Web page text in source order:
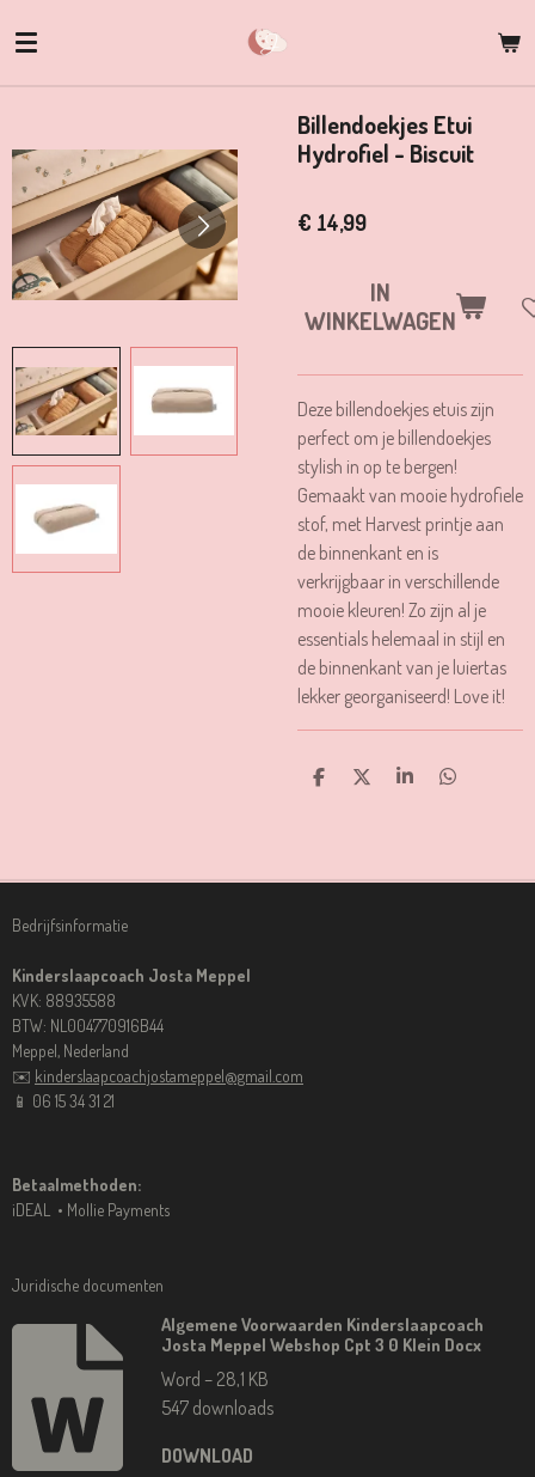
direct
Billendoekjes Etui
Hydrofiel - Biscuit
€ 14,99
IN
WINKELWAGEN
Deze billendoekjes etuis zijn
perfect om je billendoekjes
stylish in op te bergen!
Gemaakt van mooie hydrofiele
stof, met Harvest printje aan
de binnenkant en is
verkrijgbaar in verschillende
mooie kleuren! Zo zijn al je
essentials helemaal in stijl en
de binnenkant van je luiertas
lekker georganiseerd! Love it!
D
D
S
D
Bedrijfsinformatie
Kinderslaapcoach Josta Meppel
KVK: 88935588
BTW: NL004770916B44
Meppel, Nederland
✉️ kinderslaapcoachjostameppel@gmail.com
📱 06 15 34 31 21
Betaalmethoden:
iDEAL • Mollie Payments
Juridische documenten
Algemene Voorwaarden Kinderslaapcoach
Josta Meppel Webshop Cpt 3 0 Klein Docx
Word – 28,1 KB
547 downloads
DOWNLOAD